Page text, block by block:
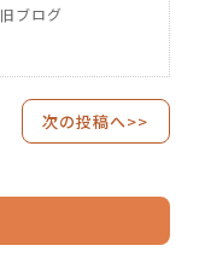
旧ブログ
次の投稿へ>>